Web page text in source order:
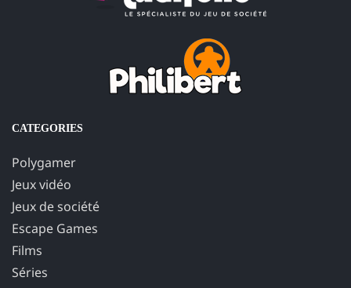
CATEGORIES
Polygamer
Jeux vidéo
Jeux de société
Escape Games
Films
Séries